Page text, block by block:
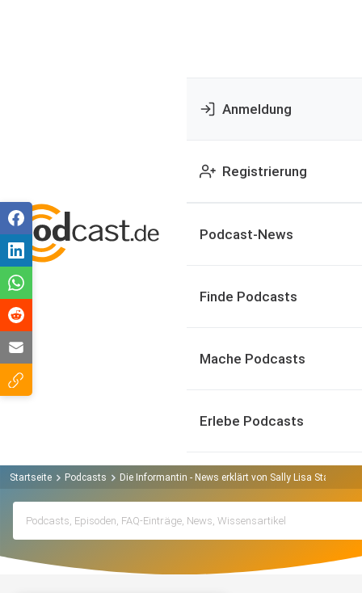
Anmeldung
Registrierung
Podcast-News
Finde Podcasts
Mache Podcasts
Erlebe Podcasts
Startseite Podcasts Die Informantin - News erklärt von Sally Lisa Starken